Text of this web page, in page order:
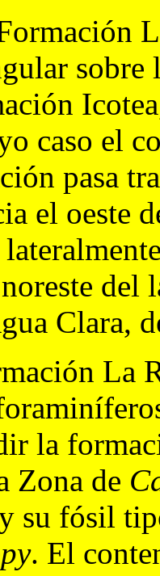
caso el
pasa
el oeste
del
Clara,
La
la
Zona de
su fósil
. El